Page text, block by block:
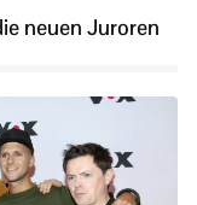
neuen Juroren